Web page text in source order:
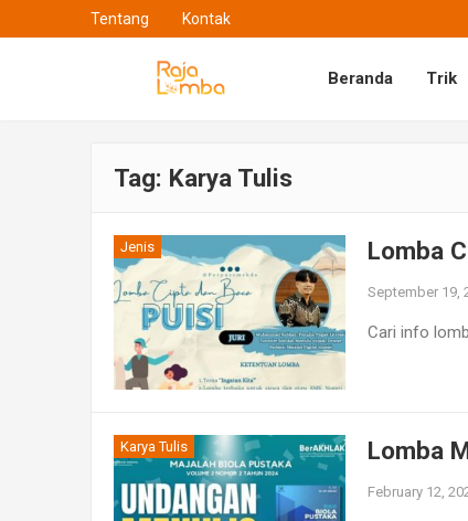
Tentang Kontak
Beranda Trik
Tag: Karya Tulis
Jenis Lomba
September 19,
Cari info
Karya Tulis Lomba
February 12,